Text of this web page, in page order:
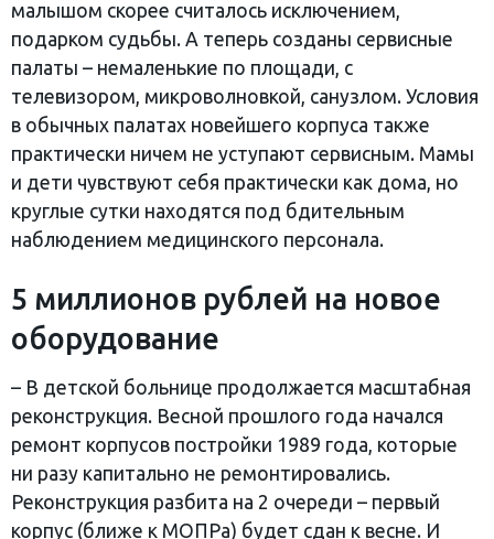
малышом скорее считалось исключением,
подарком судьбы. А теперь созданы сервисные
палаты – немаленькие по площади, с
телевизором, микроволновкой, санузлом. Условия
в обычных палатах новейшего корпуса также
практически ничем не уступают сервисным. Мамы
и дети чувствуют себя практически как дома, но
круглые сутки находятся под бдительным
наблюдением медицинского персонала.
5 миллионов рублей на новое
оборудование
– В детской больнице продолжается масштабная
реконструкция. Весной прошлого года начался
ремонт корпусов постройки 1989 года, которые
ни разу капитально не ремонтировались.
Реконструкция разбита на 2 очереди – первый
корпус (ближе к МОПРа) будет сдан к весне. И